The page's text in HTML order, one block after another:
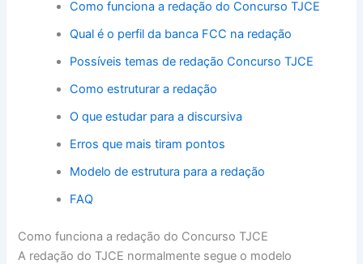
Como funciona a redação do Concurso TJCE
Qual é o perfil da banca FCC na redação
Possíveis temas de redação Concurso TJCE
Como estruturar a redação
O que estudar para a discursiva
Erros que mais tiram pontos
Modelo de estrutura para a redação
FAQ
Como funciona a redação do Concurso TJCE
A redação do TJCE normalmente segue o modelo